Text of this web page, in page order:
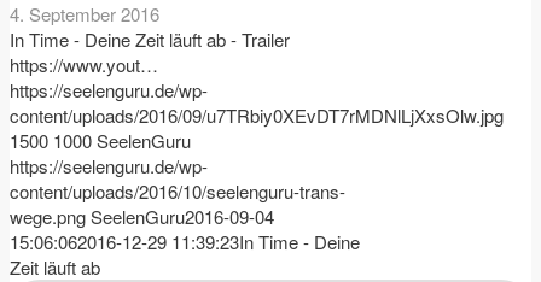
4. September 2016
In Time - Deine Zeit läuft ab - Trailer
https://www.yout…
https://seelenguru.de/wp-
content/uploads/2016/09/u7TRbiy0XEvDT7rMDNlLjXxsOlw.jpg
1500 1000SeelenGuru
https://seelenguru.de/wp-
content/uploads/2016/10/seelenguru-trans-
wege.pngSeelenGuru2016-09-04
15:06:062016-12-29 11:39:23In Time - Deine
Zeit läuft ab